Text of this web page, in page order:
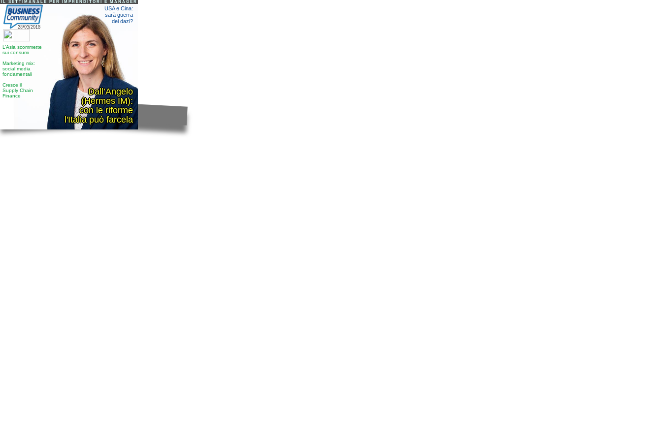
Dall’Angelo
(Hermes IM):
con le riforme
l'Italia può farcela
USA e Cina:
sarà guerra
dei dazi?
L’Asia scommette
sui consumi
Marketing mix:
social media
fondamentali
Cresce il
Supply Chain
Finance
28/03/2018
IL SETTIMANALE PER IMPRENDITORI E MANAGER